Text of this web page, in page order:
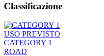
Classificazione
USO PREVISTO
CATEGORY 1
ROAD